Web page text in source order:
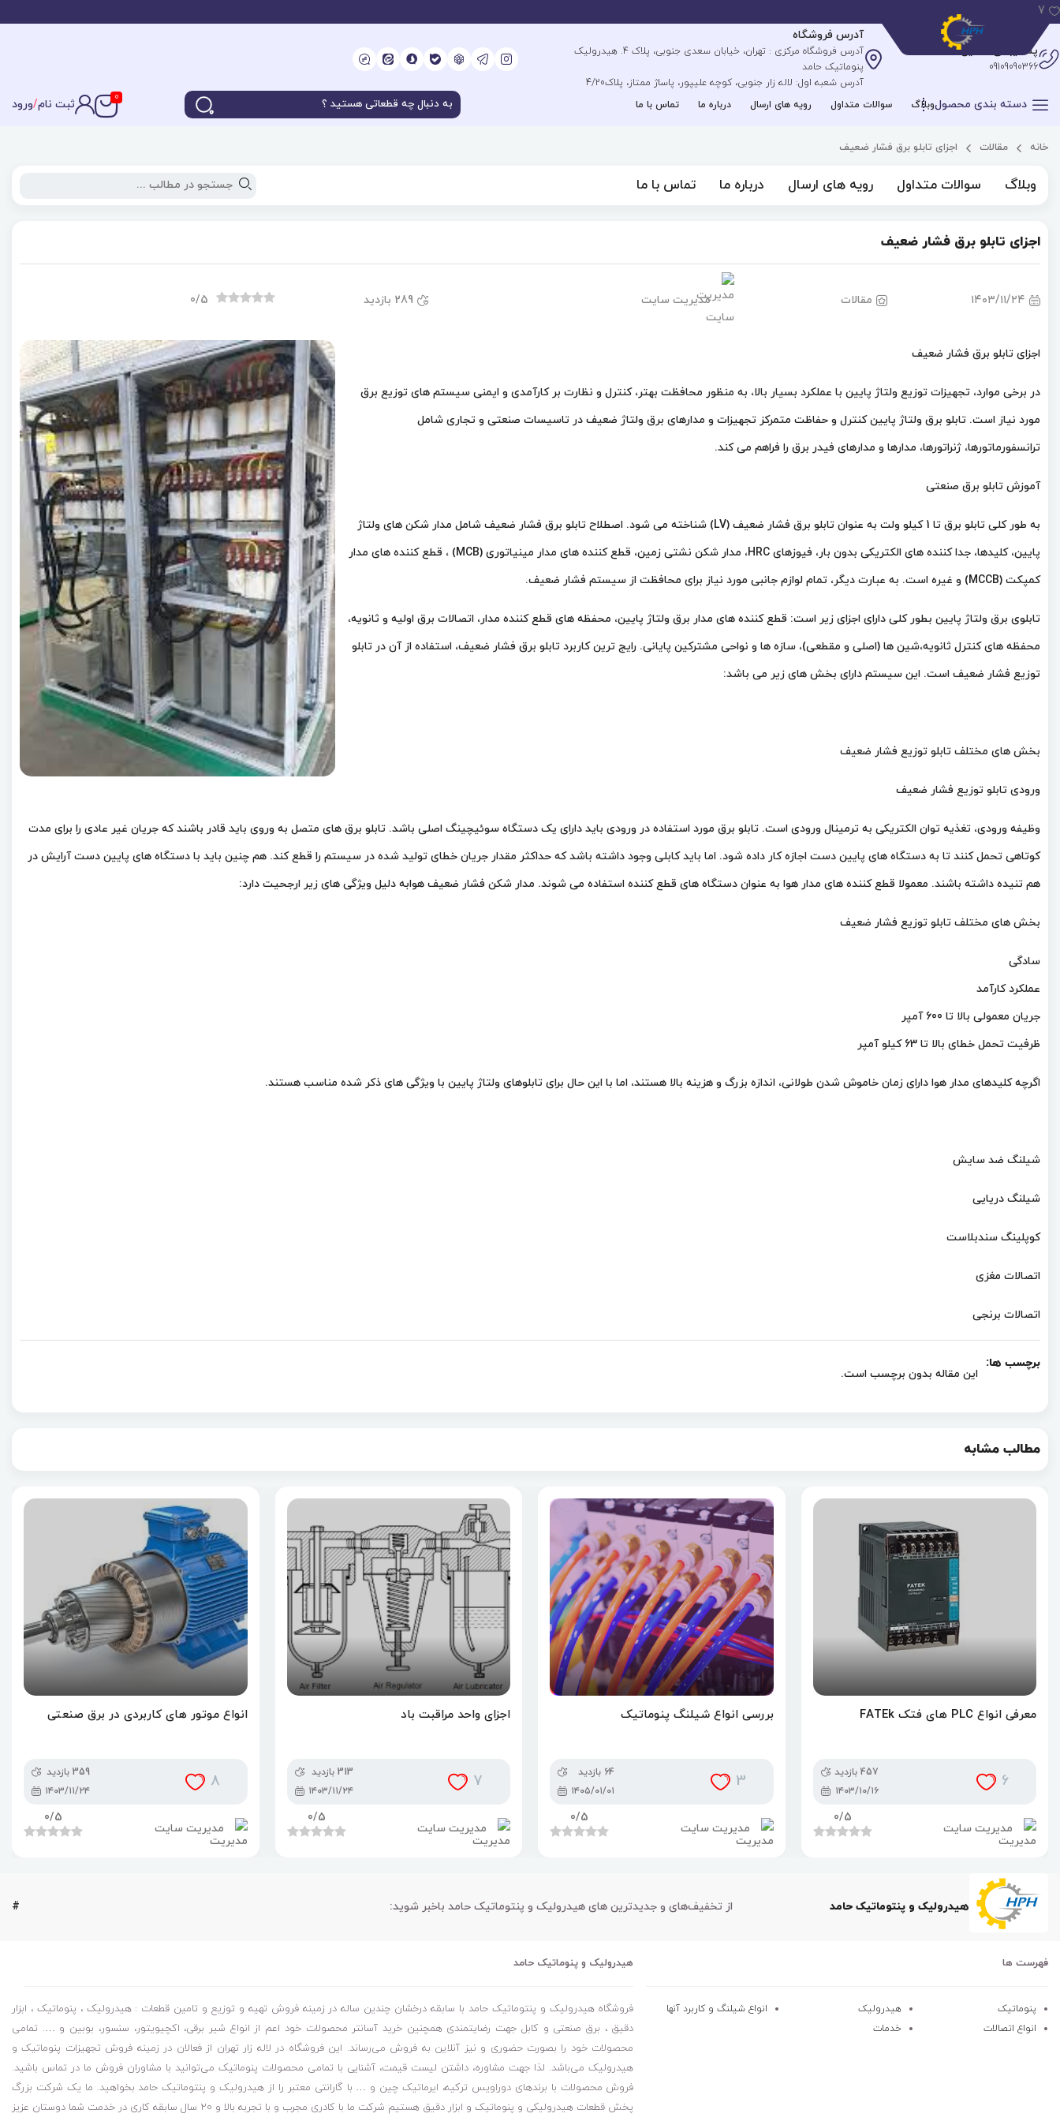
پشتیبانی آنلاین
09109090366
آدرس فروشگاه
آدرس فروشگاه مرکزی : تهران، خیابان سعدی جنوبی، پلاک 4. هیدرولیک
پنوماتیک حامد
آدرس شعبه اول: لاله زار جنوبی، کوچه علیپور، پاساژ ممتاز، پلاک4/20
دسته بندی محصولوبلاگ سوالات متداول رویه های ارسال درباره ما تماس با ما
0 ثبت نام/ورود
خانه مقالات اجزای تابلو برق فشار ضعیف
وبلاگ سوالات متداول رویه های ارسال درباره ما تماس با ما
اجزای تابلو برق فشار ضعیف
۱۴۰۳/۱۱/۲۴ مقالات مدیریت سایت
7
289 بازدید 0/5
اجزای تابلو برق فشار ضعیف
در برخی موارد، تجهیزات توزیع ولتاژ پایین با عملکرد بسیار بالا، به منظور محافظت بهتر، کنترل و نظارت بر کارآمدی و ایمنی سیستم های توزیع برق
مورد نیاز است. تابلو برق ولتاژ پایین کنترل و حفاظت متمرکز تجهیزات و مدارهای برق ولتاژ ضعیف در تاسیسات صنعتی و تجاری شامل
ترانسفورماتورها، ژنراتورها، مدارها و مدارهای فیدر برق را فراهم می کند.
آموزش تابلو برق صنعتی
به طور کلی تابلو برق تا 1 کیلو ولت به عنوان تابلو برق فشار ضعیف (LV) شناخته می شود. اصطلاح تابلو برق فشار ضعیف شامل مدار شکن های ولتاژ
پایین، کلیدها، جدا کننده های الکتریکی بدون بار، فیوزهای HRC، مدار شکن نشتی زمین، قطع کننده های مدار مینیاتوری (MCB) ، قطع کننده های مدار
کمپکت (MCCB) و غیره است. به عبارت دیگر، تمام لوازم جانبی مورد نیاز برای محافظت از سیستم فشار ضعیف.
تابلوی برق ولتاژ پایین بطور کلی دارای اجزای زیر است: قطع کننده های مدار برق ولتاژ پایین، محفظه های قطع کننده مدار، اتصالات برق اولیه و ثانویه،
محفظه های کنترل ثانویه،شین ها (اصلی و مقطعی)، سازه ها و نواحی مشترکین پایانی. رایج ترین کاربرد تابلو برق فشار ضعیف، استفاده از آن در تابلو
توزیع فشار ضعیف است. این سیستم دارای بخش های زیر می باشد:
بخش های مختلف تابلو توزیع فشار ضعیف
ورودی تابلو توزیع فشار ضعیف
وظیفه ورودی، تغذیه توان الکتریکی به ترمینال ورودی است. تابلو برق مورد استفاده در ورودی باید دارای یک دستگاه سوئیچینگ اصلی باشد. تابلو برق های متصل به وروی باید قادر باشند که جریان غیر عادی را برای مدت
کوتاهی تحمل کنند تا به دستگاه های پایین دست اجازه کار داده شود. اما باید کابلی وجود داشته باشد که حداکثر مقدار جریان خطای تولید شده در سیستم را قطع کند. هم چنین باید با دستگاه های پایین دست آرایش در
هم تنیده داشته باشند. معمولا قطع کننده های مدار هوا به عنوان دستگاه های قطع کننده استفاده می شوند. مدار شکن فشار ضعیف هوابه دلیل ویژگی های زیر ارجحیت دارد:
بخش های مختلف تابلو توزیع فشار ضعیف
سادگی
عملکرد کارآمد
جریان معمولی بالا تا 600 آمپر
ظرفیت تحمل خطای بالا تا 63 کیلو آمپر
اگرچه کلیدهای مدار هوا دارای زمان خاموش شدن طولانی، اندازه بزرگ و هزینه بالا هستند، اما با این حال برای تابلوهای ولتاژ پایین با ویژگی های ذکر شده مناسب هستند.
شیلنگ ضد سایش
شیلنگ دریایی
کوپلینگ سندبلاست
اتصالات مغزی
اتصالات برنجی
برچسب ها:
این مقاله بدون برچسب است.
مطالب مشابه
معرفی انواع PLC های فتک FATEk
6
457 بازدید
۱۴۰۳/۱۰/۱۶
مدیریت سایت
0/5
بررسی انواع شیلنگ پنوماتیک
3
64 بازدید
۱۴۰۵/۰۱/۰۱
مدیریت سایت
0/5
اجزای واحد مراقبت باد
7
313 بازدید
۱۴۰۳/۱۱/۲۴
مدیریت سایت
0/5
انواع موتور های کاربردی در برق صنعتی
8
359 بازدید
۱۴۰۳/۱۱/۲۴
مدیریت سایت
0/5
هیدرولیک و پنتوماتیک حامد از تخفیف‌های و جدیدترین های هیدرولیک و پنتوماتیک حامد باخبر شوید: #
فهرست ها
پنوماتیک هیدرولیک
انواع شیلنگ و کاربرد آنها
انواع اتصالات
خدمات
هیدرولیک و پنوماتیک حامد
فروشگاه هیدرولیک و پنتوماتیک حامد با سابقه درخشان چندین ساله در زمینه فروش تهیه و توزیع و تامین قطعات : هیدرولیک ، پنوماتیک ، ابزار
دقیق ، برق صنعتی و کابل جهت رضایتمندی همچنین خرید آسانتر محصولات خود اعم از انواع شیر برقی، اکچیویتور، سنسور، بوبین و …. تمامی
محصولات خود را بصورت حضوری و نیز آنلاین به فروش می‌رساند. این فروشگاه در لاله زار تهران از فعالان در زمینه فروش تجهیزات پنوماتیک و
هیدرولیک می‌باشد. لذا جهت مشاوره، داشتن لیست قیمت، آشنایی با تمامی محصولات پنوماتیک می‌توانید با مشاوران فروش ما در تماس باشید.
فروش محصولات با برندهای دوراویس ترکیه، ایرماتیک چین و … با گارانتی معتبر را از هیدرولیک و پنتوماتیک حامد بخواهید. ما یک شرکت بزرگ
پخش قطعات هیدرولیکی و پنوماتیک و ابزار دقیق هستیم شرکت ما با کادری مجرب و با تجربه بالا و ۲۰ سال سابقه کاری در خدمت شما دوستان عزیز